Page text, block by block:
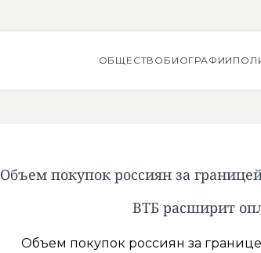
ОБЩЕСТВО БИОГРАФИИ
Объем покупок россиян за
ВТБ расширит